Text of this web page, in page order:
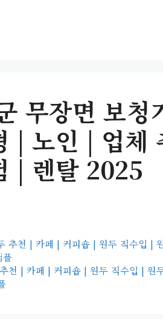
무장면 보청
| 노인 | 업체
| 렌탈 2025
추천 | 카페 | 커피숍 | 원두 직수입 |
플
천 | 카페 | 커피숍 | 원두 직수입 | 원